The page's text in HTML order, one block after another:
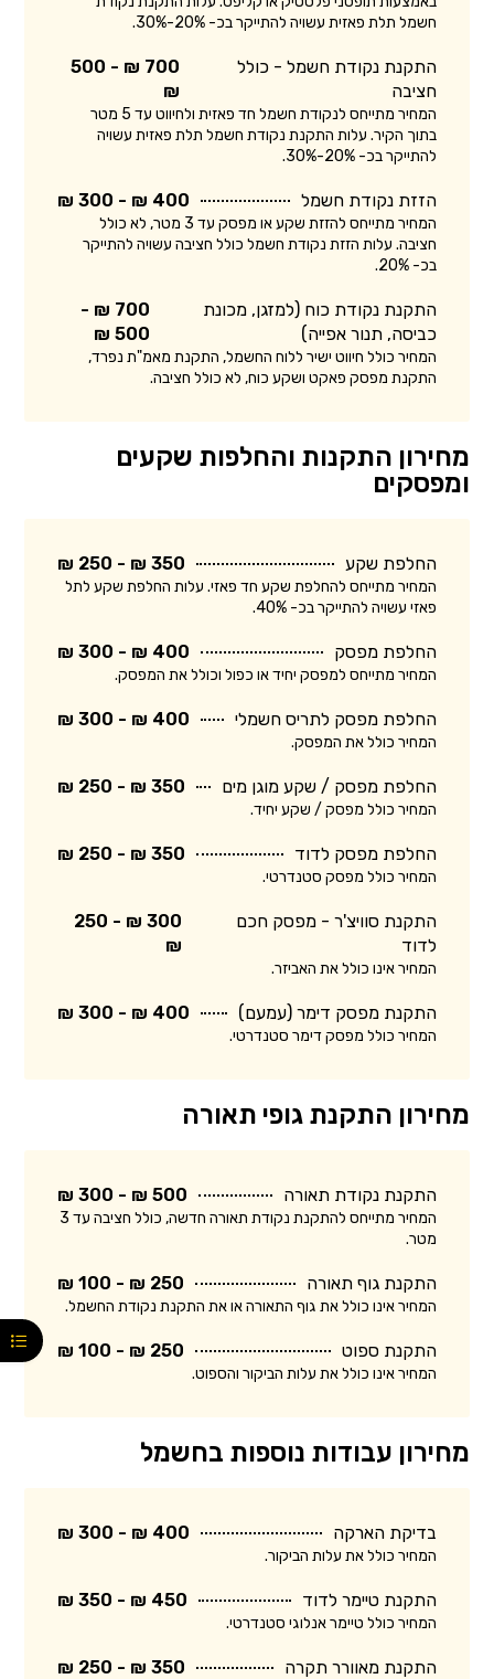
חשמל תלת פאזית עשויה להתייקר בכ- 20%-30%.
התקנת נקודת חשמל - כולל
חציבה
700 ₪ - 500
₪
המחיר מתייחס לנקודת חשמל חד פאזית ולחיווט עד 5 מטר
בתוך הקיר. עלות התקנת נקודת חשמל תלת פאזית עשויה
להתייקר בכ- 20%-30%.
הזזת נקודת חשמל 400 ₪ - 300 ₪
המחיר מתייחס להזזת שקע או מפסק עד 3 מטר, לא כולל
חציבה. עלות הזזת נקודת חשמל כולל חציבה עשויה להתייקר
בכ- 20%.
התקנת נקודת כוח (למזגן, מכונת
כביסה, תנור אפייה)
700 ₪ -
500 ₪
המחיר כולל חיווט ישיר ללוח החשמל, התקנת מאמ"ת נפרד,
התקנת מפסק פאקט ושקע כוח, לא כולל חציבה.
מחירון התקנות והחלפות שקעים
ומפסקים
החלפת שקע 350 ₪ - 250 ₪
המחיר מתייחס להחלפת שקע חד פאזי. עלות החלפת שקע לתל
פאזי עשויה להתייקר בכ- 40%.
החלפת מפסק 400 ₪ - 300 ₪
המחיר מתייחס למפסק יחיד או כפול וכולל את המפסק.
החלפת מפסק לתריס חשמלי 400 ₪ - 300 ₪
המחיר כולל את המפסק.
החלפת מפסק / שקע מוגן מים 350 ₪ - 250 ₪
המחיר כולל מפסק / שקע יחיד.
החלפת מפסק לדוד 350 ₪ - 250 ₪
המחיר כולל מפסק סטנדרטי.
התקנת סוויצ'ר - מפסק חכם
לדוד
300 ₪ - 250
₪
המחיר אינו כולל את האביזר.
התקנת מפסק דימר (עמעם) 400 ₪ - 300 ₪
המחיר כולל מפסק דימר סטנדרטי.
מחירון התקנת גופי תאורה
התקנת נקודת תאורה 500 ₪ - 300 ₪
המחיר מתייחס להתקנת נקודת תאורה חדשה, כולל חציבה עד 3
מטר.
התקנת גוף תאורה 250 ₪ - 100 ₪
המחיר אינו כולל את גוף התאורה או את התקנת נקודת החשמל.
התקנת ספוט 250 ₪ - 100 ₪
המחיר אינו כולל את עלות הביקור והספוט.
מחירון עבודות נוספות בחשמל
בדיקת הארקה 400 ₪ - 300 ₪
המחיר כולל את עלות הביקור.
התקנת טיימר לדוד 450 ₪ - 350 ₪
המחיר כולל טיימר אנלוגי סטנדרטי.
התקנת מאוורר תקרה 350 ₪ - 250 ₪